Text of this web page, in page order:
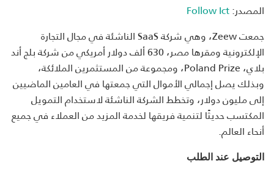
المصدر:Follow Ict
جمعتZeew، وهي شركةSaaSالناشئة في مجال التجارة
الإلكترونية ومقرها مصر، 630 ألف دولار أمريكي من شركة بلج أند
بلاي،Poland Prize، ومجموعة من المستثمرين الملائكة،
وبذلك يصل إجمالي الأموال التي جمعتها في العامين الماضيين
إلى مليون دولار، وتخطط الشركة الناشئة لاستخدام التمويل
المكتسب حديثًا لتنمية فريقها لخدمة المزيد من العملاء في جميع
أنحاء العالم.
التوصيل عند الطلب